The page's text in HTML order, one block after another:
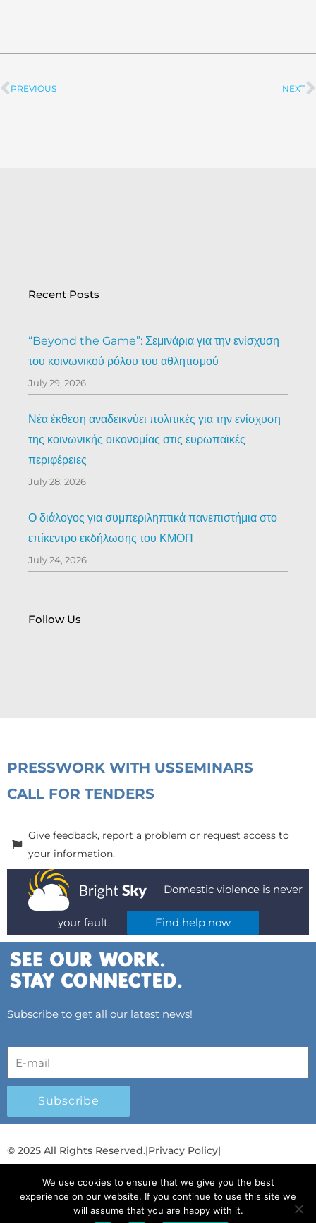
Prev
PREVIOUS NEXT
Recent Posts
“Beyond the Game”: Σεμινάρια για την ενίσχυση
του κοινωνικού ρόλου του αθλητισμού
July 29, 2026
Νέα έκθεση αναδεικνύει πολιτικές για την ενίσχυση
της κοινωνικής οικονομίας στις ευρωπαϊκές
περιφέρειες
July 28, 2026
Ο διάλογος για συμπεριληπτικά πανεπιστήμια στο
επίκεντρο εκδήλωσης του ΚΜΟΠ
July 24, 2026
Follow Us
PRESSWORK WITH USSEMINARS
CALL FOR TENDERS
Give feedback, report a problem or request access to
your information.
Domestic violence is never
your fault. Find help now
Subscribe to get all our latest news!
Subscribe
© 2025 All Rights Reserved.|Privacy Policy|
Child Protection Policy|Gender Equality Plan|
Λογοδοσία και Διαφάνεια
T
Y
I
S
T
We use cookies to ensure that we give you the best
experience on our website. If you continue to use this site we
will assume that you are happy with it.